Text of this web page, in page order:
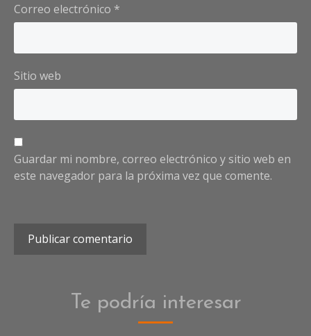
Correo electrónico *
Sitio web
Guardar mi nombre, correo electrónico y sitio web en
este navegador para la próxima vez que comente.
Te podría interesar